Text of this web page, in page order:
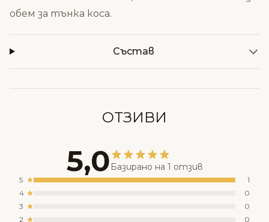
обем за тънка коса.
Състав
ОТЗИВИ
5,0 Базирано на 1 отзив
5
1
4
0
3
0
2
0